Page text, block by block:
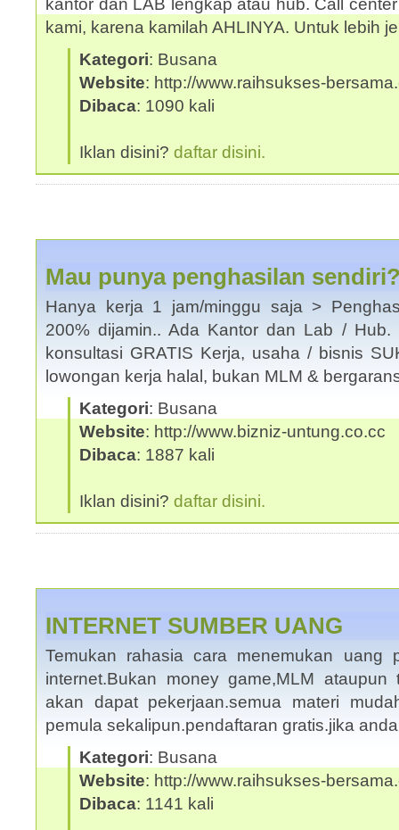
kantor dan LAB lengkap atau hub. Call
kami, karena kamilah AHLINYA. Untuk lebih
Kategori: Busana
Website: http://www.raihsukses-
Dibaca: 1090 kali
Iklan disini? daftar disini.
Mau punya penghasilan
Hanya kerja 1 jam/minggu saja >
200% dijamin.. Ada Kantor dan Lab /
konsultasi GRATIS Kerja, usaha / bisnis
lowongan kerja halal, bukan MLM &
Kategori: Busana
Website: http://www.bizniz-untung.co.cc
Dibaca: 1887 kali
Iklan disini? daftar disini.
INTERNET SUMBER UANG
Temukan rahasia cara menemukan uang
internet.Bukan money game,MLM ataupun
akan dapat pekerjaan.semua materi
pemula sekalipun.pendaftaran gratis.jika
Kategori: Busana
Website: http://www.raihsukses-
Dibaca: 1141 kali